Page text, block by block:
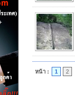
หน้า : 1 2